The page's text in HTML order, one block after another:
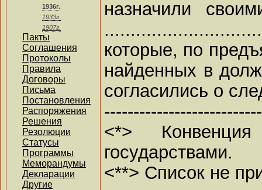
1936г.
1933г.
1907г.
Пакты
Соглашения
Протоколы
Правила
Договоры
Письма
Постановления
Распоряжения
Решения
Резолюции
Статусы
Программы
Меморандумы
Декларации
Другие
назначили
которые, по
найденных в
согласились о
<*>
государствами.
<**> Список не